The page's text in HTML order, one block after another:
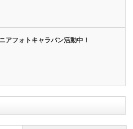
アフォトキャラバン活動中！